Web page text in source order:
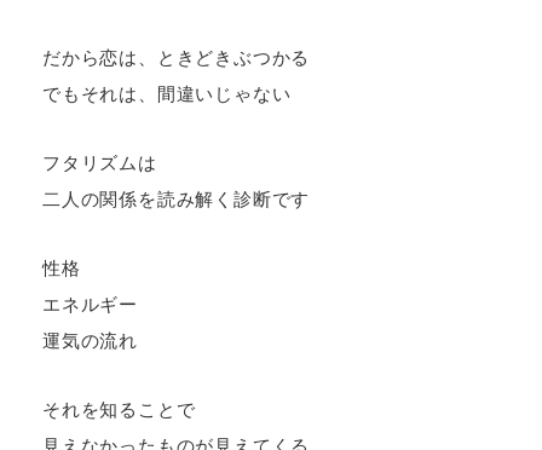
だから恋は、ときどきぶつかる
でもそれは、間違いじゃない
フタリズムは
二人の関係を読み解く診断です
性格
エネルギー
運気の流れ
それを知ることで
見えなかったものが見えてくる